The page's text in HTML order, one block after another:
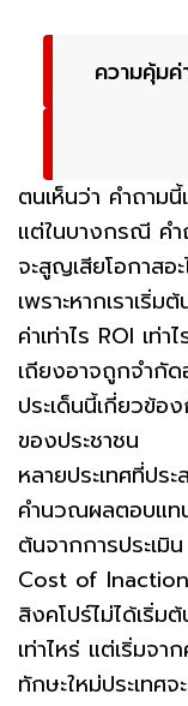
ความคุ้ม
ตนเห็นว่า คำถาม
แต่ในบางกรณี คำ
จะสูญเสียโอกาสอะ
เพราะหากเราเริ่
ค่าเท่าไร ROI เท่
เถียงอาจถูกจำกั
ประเด็นนี้เกี่ยวข้อ
ของประชาชน
หลายประเทศที่ปร
คำนวณผลตอบแท
ต้นจากการประเมิ
Cost of Inaction
สิงคโปร์ไม่ได้เริ่ม
เท่าไหร่ แต่เริ่มจ
ทักษะใหม่ประเทศ